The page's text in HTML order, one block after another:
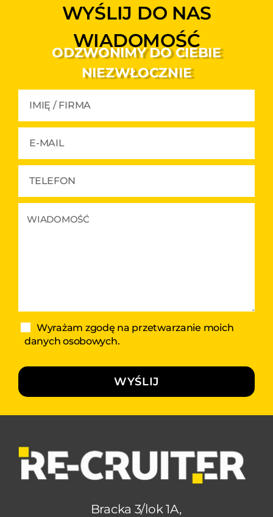
WYŚLIJ DO NAS
WIADOMOŚĆ
ODZWONIMY DO CIEBIE
NIEZWŁOCZNIE
Wyrażam zgodę na przetwarzanie moich
danych osobowych.
WYŚLIJ
Bracka 3/lok 1A,